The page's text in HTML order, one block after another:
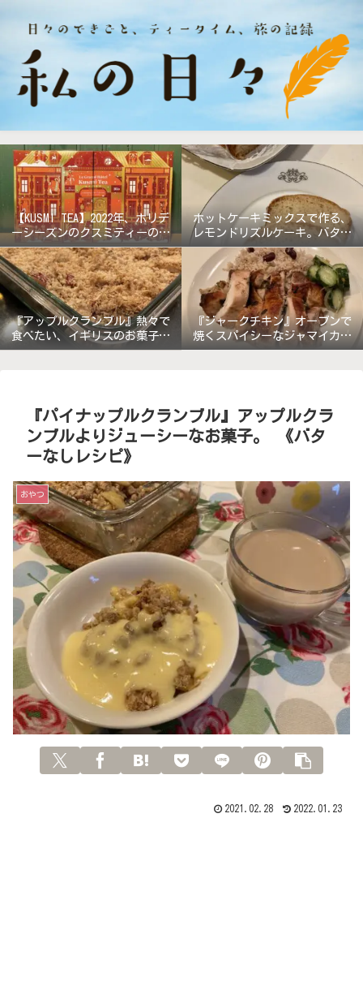
【KUSMI TEA】2022年、ホリデ
ーシーズンのクスミティーのア
ドベントカレンダー『グラン
ド・ホテル』
ホットケーキミックスで作る、
レモンドリズルケーキ。バター
無しで軽めの仕上がり!
『アップルクランブル』熱々で
食べたい、イギリスのお菓子。
《バターなしレシピ》
『ジャークチキン』オーブンで
焼くスパイシーなジャマイカ料
理!!
『パイナップルクランブル』アップルクラ
ンブルよりジューシーなお菓子。 《バタ
ーなしレシピ》
おやつ
2021.02.28 2022.01.23